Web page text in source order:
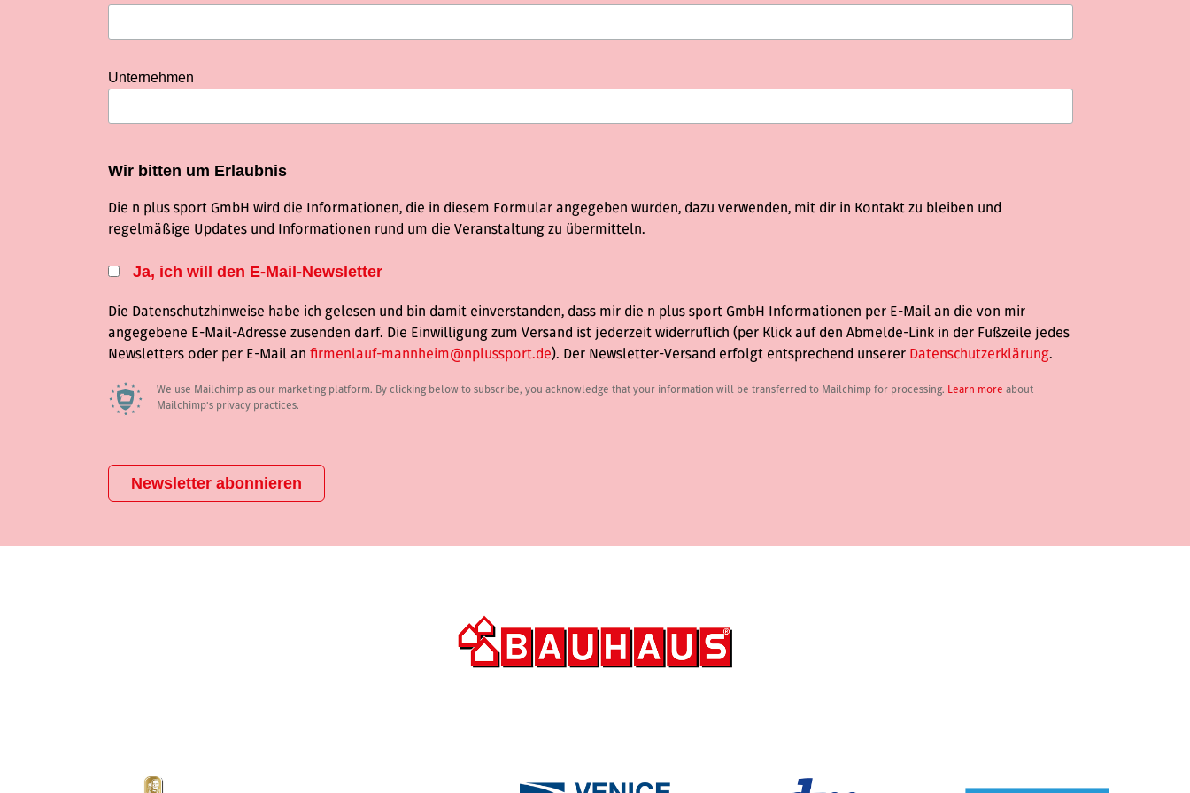
Unternehmen
Wir bitten um Erlaubnis
Die n plus sport GmbH wird die Informationen, die in diesem Formular angegeben wurden, dazu verwenden, mit dir in Kontakt zu bleiben und
regelmäßige Updates und Informationen rund um die Veranstaltung zu übermitteln.
Ja, ich will den E-Mail-Newsletter
Die Datenschutzhinweise habe ich gelesen und bin damit einverstanden, dass mir die n plus sport GmbH Informationen per E-Mail an die von mir
angegebene E-Mail-Adresse zusenden darf. Die Einwilligung zum Versand ist jederzeit widerruflich (per Klick auf den Abmelde-Link in der Fußzeile jedes
Newsletters oder per E-Mail anfirmenlauf-mannheim@nplussport.de). Der Newsletter-Versand erfolgt entsprechend unserer Datenschutzerklärung.
We use Mailchimp as our marketing platform. By clicking below to subscribe, you acknowledge that your information will be transferred to Mailchimp for processing. Learn more about
Mailchimp's privacy practices.